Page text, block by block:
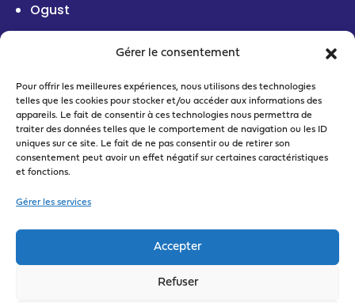
Gérer le consentement
Pour offrir les meilleures expériences, nous utilisons des technologies
telles que les cookies pour stocker et/ou accéder aux informations des
appareils. Le fait de consentir à ces technologies nous permettra de
traiter des données telles que le comportement de navigation ou les ID
uniques sur ce site. Le fait de ne pas consentir ou de retirer son
consentement peut avoir un effet négatif sur certaines caractéristiques
et fonctions.
Gérer les services
Accepter
Refuser
Ogust